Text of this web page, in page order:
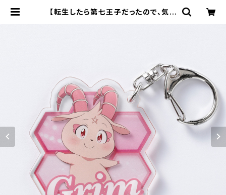
【転生したら第七王子だったので、気ま